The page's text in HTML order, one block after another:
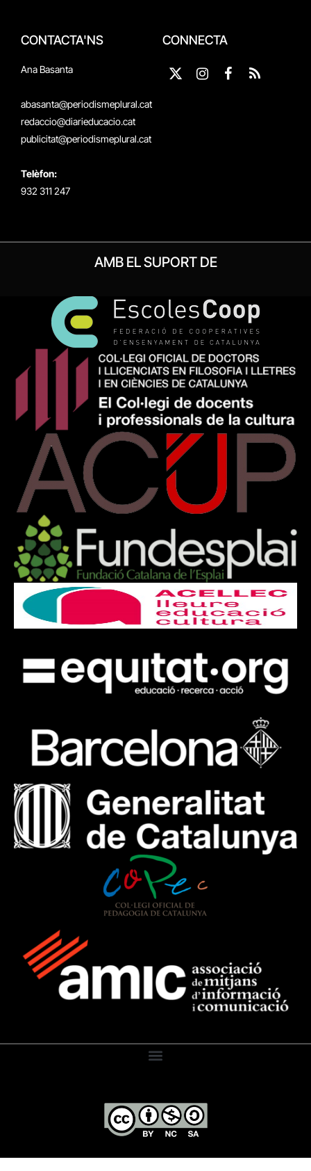
CONTACTA'NS
Ana Basanta
abasanta@periodismeplural.cat
redaccio@diarieducacio.cat
publicitat@periodismeplural.cat
Telèfon:
932 311 247
CONNECTA
X
Instagram
Facebook
RSS
AMB EL SUPORT DE